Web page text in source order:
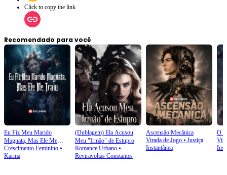
Click to copy the link
Recomendado para você
Eu Fiz Meu Marido
Magnata, Mas Ele Me
Traiu
Crescimento Feminino ⦁
Karma
(Dublagem) Ela Acusou
Meu "Irmão" de Estupro
Romance Urbano⦁
Reviravoltas Constantes
Ascensão Mecânica
Virada de Jogo⦁ Justiça
Instantânea
O